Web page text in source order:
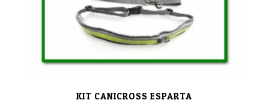
KIT CANICROSS ESPARTA